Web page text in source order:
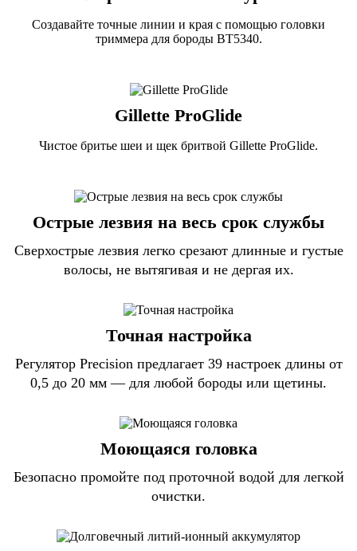
Создавайте точные линии и края с помощью головки
триммера для бороды BT5340.
Gillette ProGlide
Чистое бритье шеи и щек бритвой Gillette ProGlide.
Острые лезвия на весь срок службы
Сверхострые лезвия легко срезают длинные и густые
волосы, не вытягивая и не дергая их.
Точная настройка
Регулятор Precision предлагает 39 настроек длины от
0,5 до 20 мм — для любой бороды или щетины.
Моющаяся головка
Безопасно промойте под проточной водой для легкой
очистки.